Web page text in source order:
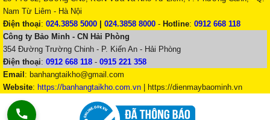
Nam Từ Liêm - Hà Nội
Điện thoại: 024.3858 5000 024.3858 8000 - Hotline: 0912 668 118
Công ty Bảo Minh - CN Hải Phòng
354 Đường Trường Chinh - P. Kiến An - Hải Phòng
Điện thoại: 0912 668 118 - 0915 221 358
Email : banhangtaikho@gmail.com
Website: https://banhangtaikho.com.vn | https://dienmaybaominh.vn